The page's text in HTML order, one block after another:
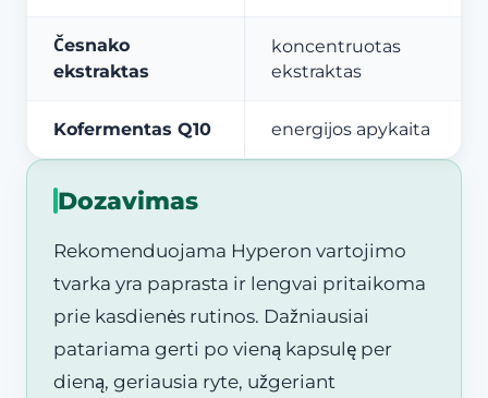
Česnako
ekstraktas
koncentruotas
ekstraktas
Kofermentas Q10 energijos apykaita
Dozavimas
Rekomenduojama Hyperon vartojimo
tvarka yra paprasta ir lengvai pritaikoma
prie kasdienės rutinos. Dažniausiai
patariama gerti po vieną kapsulę per
dieną, geriausia ryte, užgeriant